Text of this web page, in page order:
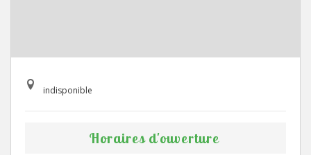
indisponible
Horaires d'ouverture